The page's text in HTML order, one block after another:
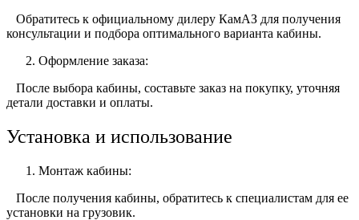
Обратитесь к официальному дилеру КамАЗ для получения
консультации и подбора оптимального варианта кабины.
Оформление заказа:
После выбора кабины, составьте заказ на покупку, уточняя
детали доставки и оплаты.
Установка и использование
Монтаж кабины:
После получения кабины, обратитесь к специалистам для ее
установки на грузовик.